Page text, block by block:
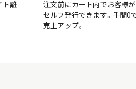
ト離
注文前にカート内でお客様
セルフ発行できます。手間0
売上アップ。